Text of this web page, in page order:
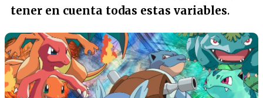
tener en cuenta todas estas variables.